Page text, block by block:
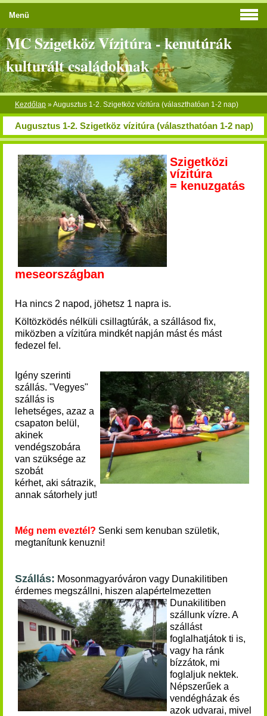
MC Szigetköz Vízitúra - kenutúrák
kulturált családoknak
Kezdőlap »Augusztus 1-2. Szigetköz vízitúra (választhatóan 1-2 nap)
Augusztus 1-2. Szigetköz vízitúra (választhatóan 1-2 nap)
Szigetközi
vízitúra
= kenuzgatás
meseországban
Ha nincs 2 napod, jöhetsz 1 napra is.
Költözködés nélküli csillagtúrák, a szállásod fix,
miközben a vízitúra mindkét napján mást és mást
fedezel fel.
Igény szerinti
szállás. "Vegyes"
szállás is
lehetséges, azaz a
csapaton belül,
akinek
vendégszobára
van szüksége az
szobát
kérhet, aki sátrazik,
annak sátorhely jut!
Még nem eveztél? Senki sem kenuban születik,
megtanítunk kenuzni!
Szállás: Mosonmagyaróváron vagy Dunakilitiben
érdemes megszállni, hiszen alapértelmezetten
Dunakilitiben
szállunk vízre. A
szállást
foglalhatjátok ti is,
vagy ha ránk
bízzátok, mi
foglaljuk nektek.
Népszerűek a
vendégházak és
azok udvarai, mivel
Menü